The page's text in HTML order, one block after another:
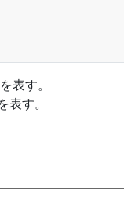
表す。
す。